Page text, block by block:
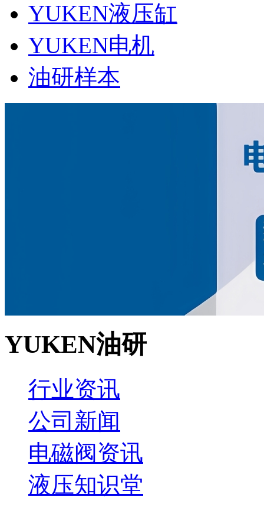
YUKEN液压缸
YUKEN电机
油研样本
YUKEN油研
行业资讯
公司新闻
电磁阀资讯
液压知识堂